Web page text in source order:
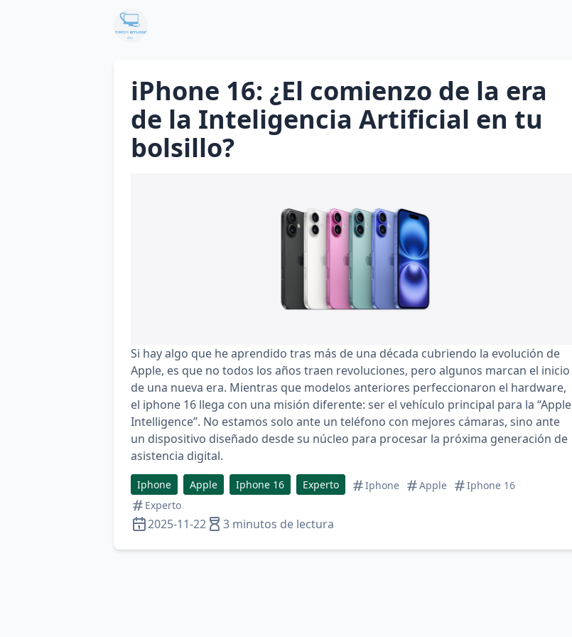
iPhone 16: ¿El comienzo de la era
de la Inteligencia Artificial en tu
bolsillo?
Si hay algo que he aprendido tras más de una década cubriendo la evolución de
Apple, es que no todos los años traen revoluciones, pero algunos marcan el inicio
de una nueva era. Mientras que modelos anteriores perfeccionaron el hardware,
el iphone 16 llega con una misión diferente: ser el vehículo principal para la “Apple
Intelligence”. No estamos solo ante un teléfono con mejores cámaras, sino ante
un dispositivo diseñado desde su núcleo para procesar la próxima generación de
asistencia digital.
Iphone Apple Iphone 16 Experto Iphone Apple
Iphone 16
Experto
2025-11-22 3 minutos de lectura